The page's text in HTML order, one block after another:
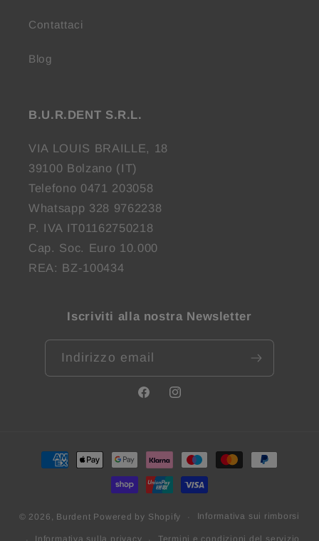
Contattaci
Blog
B.U.R.DENT S.R.L.
VIA LOUIS BRAILLE, 18
39100 Bolzano (IT)
Telefono 0471 203058
Whatsapp 328 9762238
P. IVA IT01162750218
Cap. Soc. Euro 10.000
REA: BZ-100434
Iscriviti alla nostra Newsletter
Indirizzo email
FacebookInstagram
Metodi
© 2026, Burdent Powered by Shopify Informativa sui rimborsi